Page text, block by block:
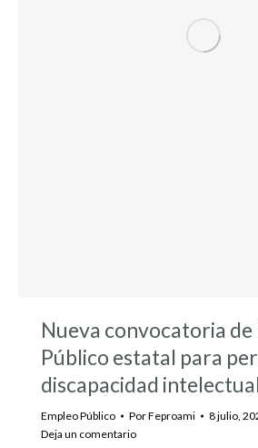
Nueva convocatoria de
Público estatal para
discapacidad intelectual
Empleo Público PorFeproami
8 julio,
Deja un comentario